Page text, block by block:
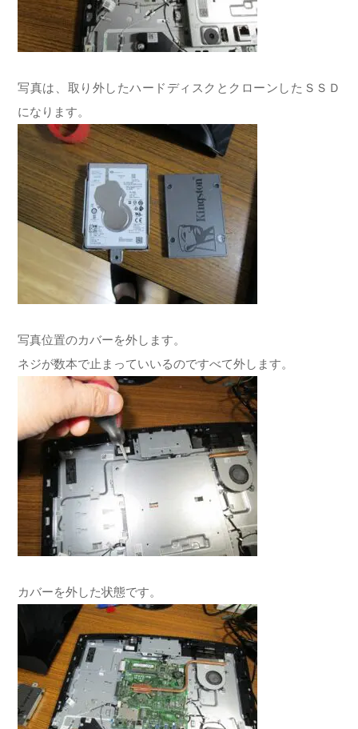
写真は、取り外したハードディスクとクローンしたＳＳＤ
になります。
写真位置のカバーを外します。
ネジが数本で止まっていいるのですべて外します。
カバーを外した状態です。